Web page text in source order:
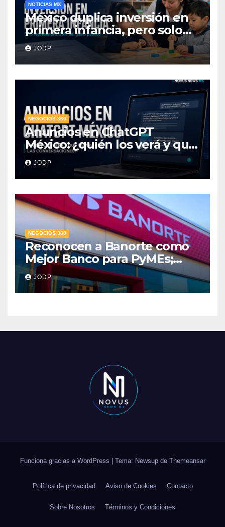
NOTICIAS MX
México duplica inversión en
primera infancia, pero solo
destina 2.53% del gasto
público
JODP
NEGOCIOS 360
Anuncios en ChatGPT
México: ¿quién los verá y qué
pasará con las
conversaciones?
JODP
NEGOCIOS 360
Reconocen a Banorte como
Mejor Banco para PyMEs;
supera 14% del mercado
crediticio
JODP
Funciona gracias a WordPress Tema: Newsup de Themeansar
Política de privacidad Aviso de Cookies Contacto
Sobre Nosotros Términos y Condiciones